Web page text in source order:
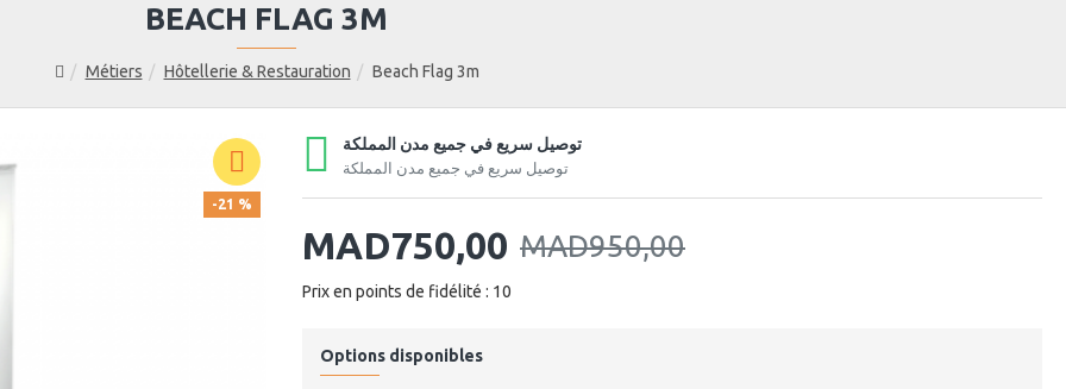
Métiers Hôtellerie & Restauration Beach Flag 3m
BEACH FLAG 3M
-21 %
توصيل سريع في جميع مدن المملكة
توصيل سريع في جميع مدن المملكة
MAD750,00 MAD950,00
Prix en points de fidélité : 10
Options disponibles